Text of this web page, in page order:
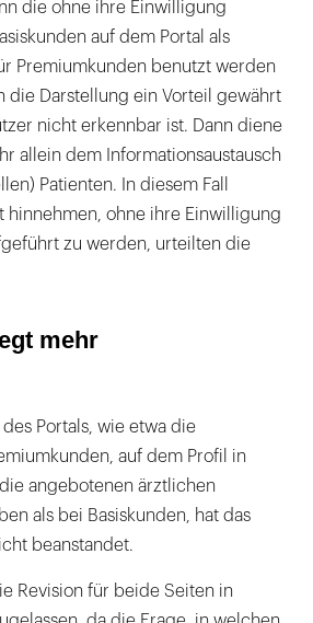
die ohne ihre Einwilligung
auf dem Portal als
Premiumkunden benutzt werden
die Darstellung ein Vorteil gewährt
nicht erkennbar ist. Dann diene
allein dem Informationsaustausch
Patienten. In diesem Fall
hinnehmen, ohne ihre Einwilligung
zu werden, urteilten die
mehr
Portals, wie etwa die
auf dem Profil in
angebotenen ärztlichen
als bei Basiskunden, hat das
beanstandet.
Revision für beide Seiten in